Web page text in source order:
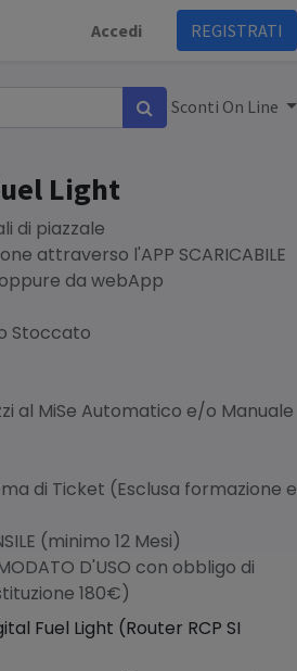
Accedi REGISTRATI
Sconti On Line
Light
di piazzale
attraverso l'APP SCARICABILE
oppure da webApp
Stoccato
al MiSe Automatico e/o Manuale
di Ticket (Esclusa formazione e
(minimo 12 Mesi)
D'USO con obbligo di
180€)
Fuel Light (Router RCP SI